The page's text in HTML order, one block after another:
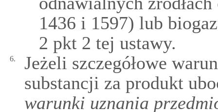
1436 i 1597) lub
2 pkt 2 tej ustawy.
6.
Jeżeli szczegółowe
substancji za produkt
warunki uznania